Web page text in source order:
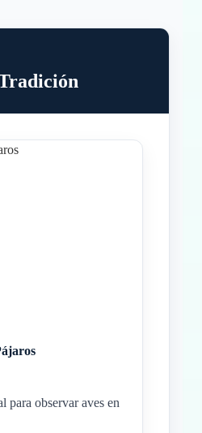
para observar aves en